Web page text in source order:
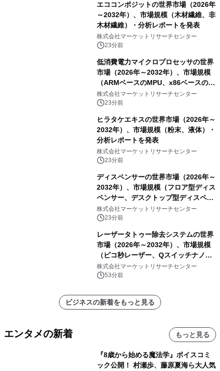
エココンポジットの世界市場（2026年
～2032年）、市場規模（木材繊維、非
木材繊維）・分析レポートを発表
株式会社マーケットリサーチセンター
23分前
低消費電力マイクロプロセッサの世界
市場（2026年～2032年）、市場規模
（ARMベースのMPU、x86ベースの
MPU）・分析レポートを発表
株式会社マーケットリサーチセンター
23分前
ヒラタケエキスの世界市場（2026年～
2032年）、市場規模（粉末、液体）・
分析レポートを発表
株式会社マーケットリサーチセンター
23分前
ディスペンサーの世界市場（2026年～
2032年）、市場規模（フロア型ディス
ペンサー、デスクトップ型ディスペン
サー）・分析レポートを発表
株式会社マーケットリサーチセンター
23分前
レーザータトゥー除去システムの世界
市場（2026年～2032年）、市場規模
（ピコ秒レーザー、Qスイッチナノ秒
レーザー）・分析レポートを発表
株式会社マーケットリサーチセンター
53分前
ビジネスの新着をもっと見る
エンタメの新着 もっと見る
『8歳から始める魔法学』ボイスコミ
ック公開！ 村瀬歩、藤原夏海ら大人気